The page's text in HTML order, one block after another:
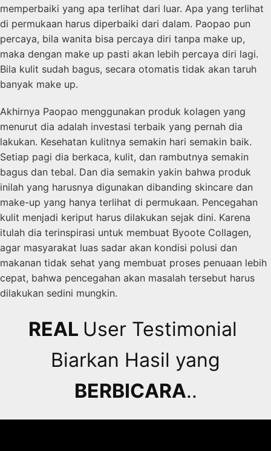
memperbaiki yang apa terlihat dari luar. Apa yang terlihat
di permukaan harus diperbaiki dari dalam. Paopao pun
percaya, bila wanita bisa percaya diri tanpa make up,
maka dengan make up pasti akan lebih percaya diri lagi.
Bila kulit sudah bagus, secara otomatis tidak akan taruh
banyak make up.
Akhirnya Paopao menggunakan produk kolagen yang
menurut dia adalah investasi terbaik yang pernah dia
lakukan. Kesehatan kulitnya semakin hari semakin baik.
Setiap pagi dia berkaca, kulit, dan rambutnya semakin
bagus dan tebal. Dan dia semakin yakin bahwa produk
inilah yang harusnya digunakan dibanding skincare dan
make-up yang hanya terlihat di permukaan. Pencegahan
kulit menjadi keriput harus dilakukan sejak dini. Karena
itulah dia terinspirasi untuk membuat Byoote Collagen,
agar masyarakat luas sadar akan kondisi polusi dan
makanan tidak sehat yang membuat proses penuaan lebih
cepat, bahwa pencegahan akan masalah tersebut harus
dilakukan sedini mungkin.
REAL User Testimonial
Biarkan Hasil yang
BERBICARA..